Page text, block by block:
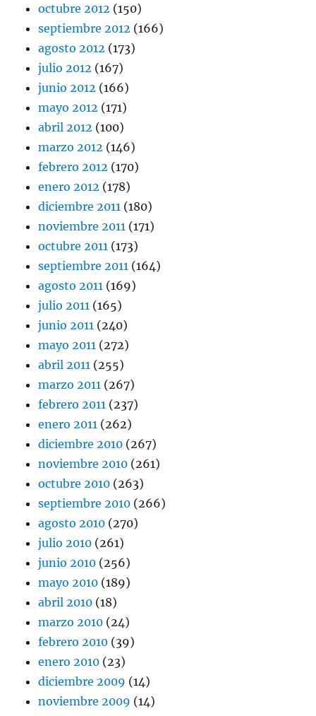
octubre 2012 (150)
septiembre 2012 (166)
agosto 2012 (173)
julio 2012 (167)
junio 2012 (166)
mayo 2012 (171)
abril 2012 (100)
marzo 2012 (146)
febrero 2012 (170)
enero 2012 (178)
diciembre 2011 (180)
noviembre 2011 (171)
octubre 2011 (173)
septiembre 2011 (164)
agosto 2011 (169)
julio 2011 (165)
junio 2011 (240)
mayo 2011 (272)
abril 2011 (255)
marzo 2011 (267)
febrero 2011 (237)
enero 2011 (262)
diciembre 2010 (267)
noviembre 2010 (261)
octubre 2010 (263)
septiembre 2010 (266)
agosto 2010 (270)
julio 2010 (261)
junio 2010 (256)
mayo 2010 (189)
abril 2010 (18)
marzo 2010 (24)
febrero 2010 (39)
enero 2010 (23)
diciembre 2009 (14)
noviembre 2009 (14)